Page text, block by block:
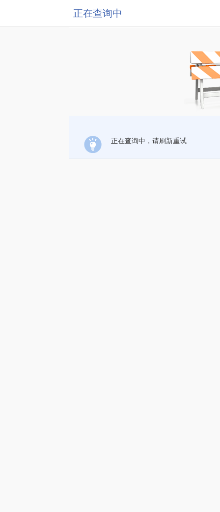
正在查询中
正在查询中，请刷新重试